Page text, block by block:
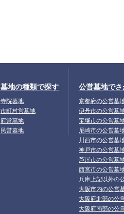
墓地の種類で探す
寺院墓地
市町村営墓地
府営墓地
民営墓地
公営墓地で
京都府の公営墓
伊丹市の公営墓
宝塚市の公営墓
尼崎市の公営墓
川西市の公営墓
神戸市の公営墓
芦屋市の公営墓
西宮市の公営墓
兵庫上記以外の
大阪市内の公営
大阪府北部の公
大阪府南部の公